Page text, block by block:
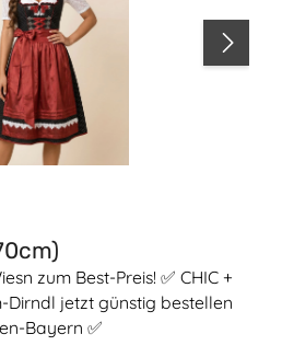
zum Best-Preis! ✅ CHIC +
Dirndl jetzt günstig bestellen
Bayern ✅